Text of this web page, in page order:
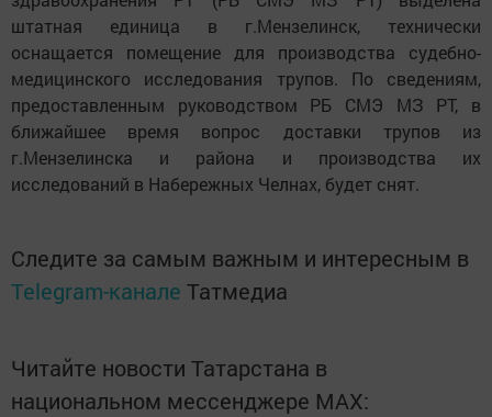
штатная единица в г.Мензелинск, технически
оснащается помещение для производства судебно-
медицинского исследования трупов. По сведениям,
предоставленным руководством РБ СМЭ МЗ РТ, в
ближайшее время вопрос доставки трупов из
г.Мензелинска и района и производства их
исследований в Набережных Челнах, будет снят.
Следите за самым важным и интересным в
Telegram-канале Татмедиа
Читайте новости Татарстана в
национальном мессенджере MАХ: